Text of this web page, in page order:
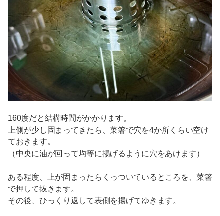
160度だと結構時間がかかります。
上側が少し固まってきたら、菜箸で穴を4か所くらい空け
ておきます。
（中央に油が回って均等に揚げるように穴をあけます）
ある程度、上が固まったらくっついているところを、菜箸
で押して抜きます。
その後、ひっくり返して表側を揚げてゆきます。